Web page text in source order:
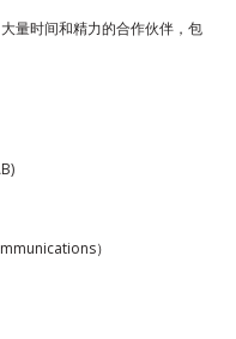
量时间和精力的合作伙伴，包
）